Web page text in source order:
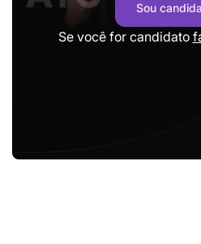
Sou
Se você for candidato